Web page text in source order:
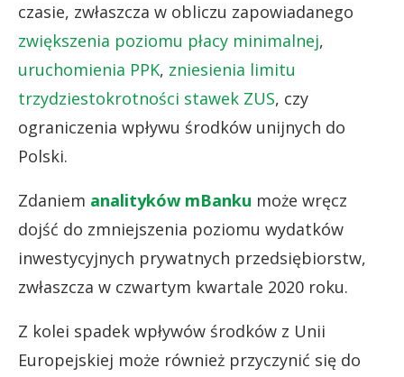
czasie, zwłaszcza w obliczu zapowiadanego
zwiększenia poziomu płacy minimalnej,
uruchomienia PPK, zniesienia limitu
trzydziestokrotności stawek ZUS, czy
ograniczenia wpływu środków unijnych do
Polski.
Zdaniem analityków mBanku może wręcz
dojść do zmniejszenia poziomu wydatków
inwestycyjnych prywatnych przedsiębiorstw,
zwłaszcza w czwartym kwartale 2020 roku.
Z kolei spadek wpływów środków z Unii
Europejskiej może również przyczynić się do